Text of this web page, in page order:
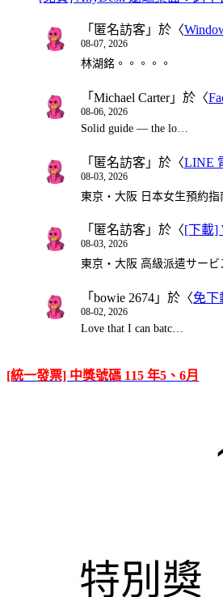
「 匿名訪客 」於〈
08-07, 2026
林湖銘。。。。。
「 Michael Carter」於〈
08-06, 2026
Solid guide — the lo…
「 匿名訪客 」於〈LINE
08-03, 2026
東京・大阪 日本女生預約指
「 匿名訪客 」於〈[下載]
08-03, 2026
東京・大阪 高級派遣サー
「 bowie 2674 」於〈免下
08-02, 2026
Love that I can batc…
[統一發票] 中獎號碼 115 年5、6月